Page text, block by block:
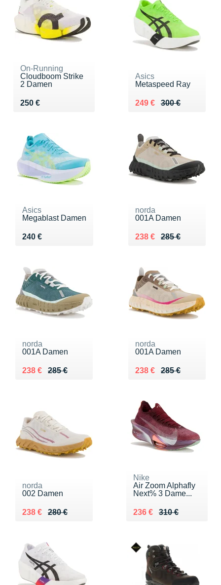
On-Running
Cloudboom Strike
2 Damen
250 €
Vendu 250 €
Asics
Metaspeed Ray
300 €
Au lieu de 300 €
249 €
Vendu 249 €
Asics
Megablast Damen
240 €
Vendu 240 €
norda
001A Damen
285 €
Au lieu de 285 €
238 €
Vendu 238 €
norda
001A Damen
285 €
Au lieu de 285 €
238 €
Vendu 238 €
norda
001A Damen
285 €
Au lieu de 285 €
238 €
Vendu 238 €
norda
002 Damen
280 €
Au lieu de 280 €
238 €
Vendu 238 €
Nike
Air Zoom Alphafly
Next% 3 Dame...
310 €
Au lieu de 310 €
236 €
Vendu 236 €